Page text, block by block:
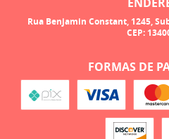
Rua Benjamin Constant, 1245,
CEP:
FORMAS DE